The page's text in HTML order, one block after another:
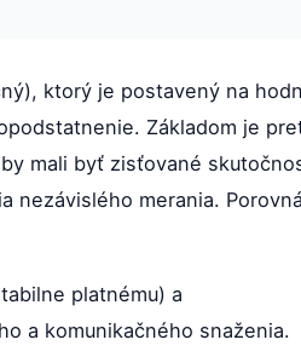
ktorý je postavený na
Základom je
mali byť zisťované
nezávislého merania.
platnému) a
a komunikačného snaženia.